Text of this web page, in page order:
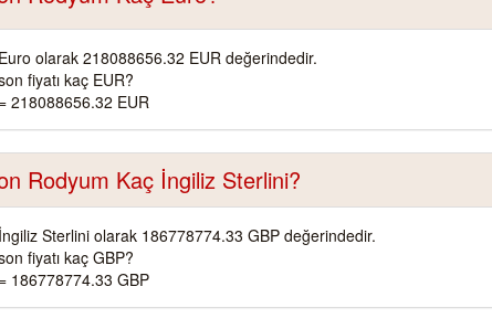
olarak 218088656.32 EUR değerindedir.
fiyatı kaç EUR?
218088656.32 EUR
Rodyum Kaç İngiliz Sterlini?
Sterlini olarak 186778774.33 GBP değerindedir.
fiyatı kaç GBP?
186778774.33 GBP